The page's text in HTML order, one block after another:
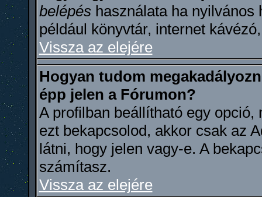
belépéshasználata ha nyilvános
például könyvtár, internet
Vissza az elejére
Hogyan tudom
épp jelen a Fórumon?
A profilban beállítható egy
ezt bekapcsolod, akkor csak az
látni, hogy jelen vagy-e. A
számítasz.
Vissza az elejére